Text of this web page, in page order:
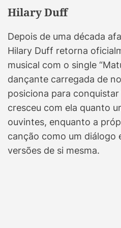
Hilary Duff
Depois de uma década
Hilary Duff retorna
musical com o single
dançante carregada de
posiciona para
cresceu com ela quanto
ouvintes, enquanto a
canção como um diálogo
versões de si mesma.